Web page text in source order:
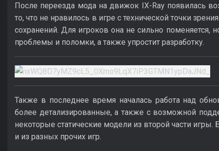
После переезда мода на движок IX-Ray появилась
то, что не нравилось в игре с технической точки
сохранений. Для игроков она не сильно поменяется,
проблемы и поломки, а также упростит разработку.
Также в последнее время началась работа над
более детализированные, а также с возможной
некоторые статические модели из второй части
и из разных прочих игр.